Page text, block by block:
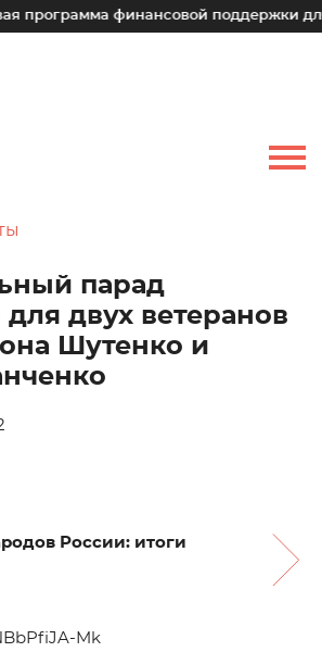
финансовой поддержки для малых
парад
для двух ветеранов
Шутенко и
России: итоги
Mk